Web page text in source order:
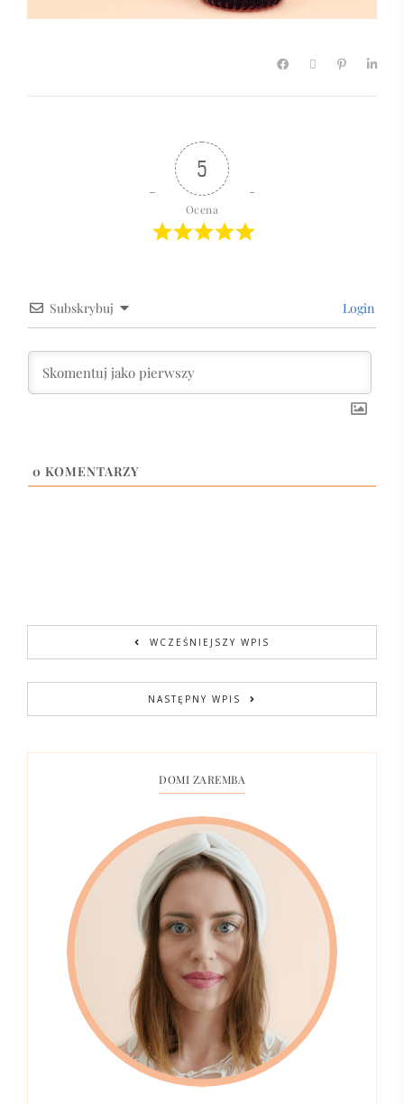
5
Ocena
Subskrybuj Login
0 KOMENTARZY
WCZEŚNIEJSZY WPIS
NASTĘPNY WPIS
DOMI ZAREMBA